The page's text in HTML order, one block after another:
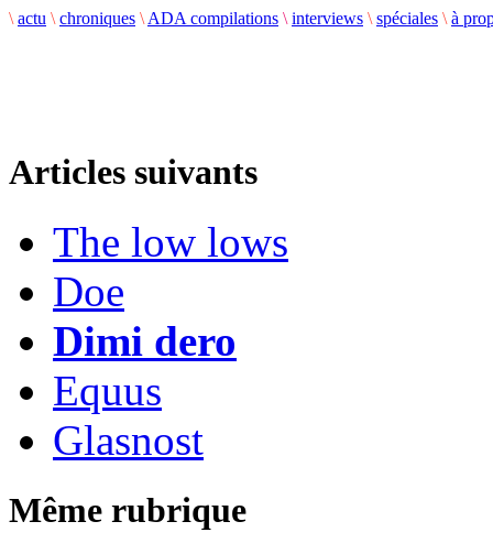
\ actu \ chroniques \ ADA compilations \ interviews \ spéciales \ à
Articles suivants
The low lows
Doe
Dimi dero
Equus
Glasnost
Même rubrique